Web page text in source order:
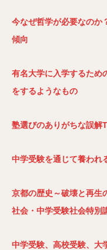
今なぜ哲学が必要なのか
傾向
有名大学に入学するため
をするようなもの
塾選びのありがちな誤解
中学受験を通じて養われ
京都の歴史～破壊と再生
社会・中学受験社会特別
中学受験、高校受験、大